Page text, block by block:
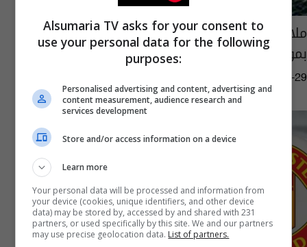
ملاعب أوروبا تستضيف مواجهات قوية.. روما
بمواجهة ميلان والريال يلاعب الميريا
04:51 | 2023-04-29
Alsumaria TV asks for your consent to
use your personal data for the following
purposes:
Personalised advertising and content, advertising and
content measurement, audience research and
services development
Store and/or access information on a device
Learn more
Your personal data will be processed and information from
your device (cookies, unique identifiers, and other device
data) may be stored by, accessed by and shared with 231
partners, or used specifically by this site. We and our partners
may use precise geolocation data. List of partners.